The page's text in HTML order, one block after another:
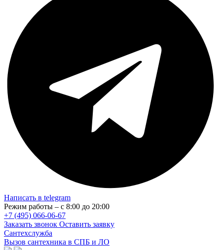
Написать в telegram
Режим работы – с 8:00 до 20:00
+7 (495) 066-06-67
Заказать звонок Оставить заявку
Сантехслужба
Вызов сантехника в СПБ и ЛО